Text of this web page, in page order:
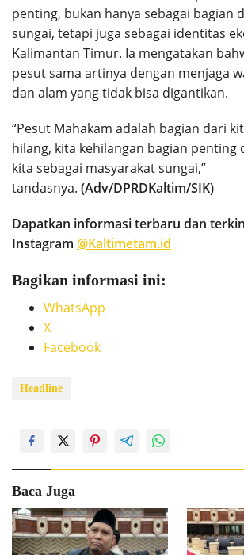
penting, bukan hanya sebagai bagian
sungai, tetapi juga sebagai identitas
Kalimantan Timur. Ia mengatakan
pesut sama artinya dengan menjaga
dan alam yang tidak bisa digantikan.
“Pesut Mahakam adalah bagian dari
hilang, kita kehilangan bagian penting
kita sebagai masyarakat sungai,”
tandasnya. (Adv/DPRDKaltim/SIK)
Dapatkan informasi terbaru dan
Instagram @Kaltimetam.id
Bagikan informasi ini:
WhatsApp
X
Facebook
Headline
Baca Juga